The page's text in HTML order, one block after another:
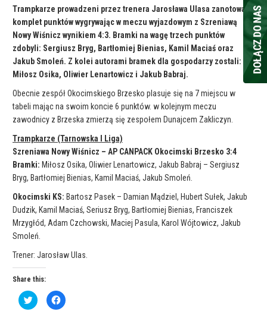
Trampkarze prowadzeni przez trenera Jarosława Ulasa zanotowali
komplet punktów wygrywając w meczu wyjazdowym z Szreniawą
Nowy Wiśnicz wynikiem 4:3. Bramki na wagę trzech punktów
zdobyli: Sergiusz Bryg, Bartłomiej Bienias, Kamil Maciaś oraz
Jakub Smoleń. Z kolei autorami bramek dla gospodarzy zostali:
Miłosz Osika, Oliwier Lenartowicz i Jakub Babraj.
Obecnie zespół Okocimskiego Brzesko plasuje się na 7 miejscu w
tabeli mając na swoim koncie 6 punktów. w kolejnym meczu
zawodnicy z Brzeska zmierzą się zespołem Dunajcem Zakliczyn.
Trampkarze (Tarnowska I Liga)
Szreniawa Nowy Wiśnicz – AP CANPACK Okocimski Brzesko 3:4
Bramki: Miłosz Osika, Oliwier Lenartowicz, Jakub Babraj – Sergiusz
Bryg, Bartłomiej Bienias, Kamil Maciaś, Jakub Smoleń.
Okocimski KS: Bartosz Pasek – Damian Mądziel, Hubert Sułek, Jakub
Dudzik, Kamil Maciaś, Seriusz Bryg, Bartłomiej Bienias, Franciszek
Mrzygłód, Adam Czchowski, Maciej Pasula, Karol Wójtowicz, Jakub
Smoleń.
Trener: Jarosław Ulas.
Share this:
C
l
C
l